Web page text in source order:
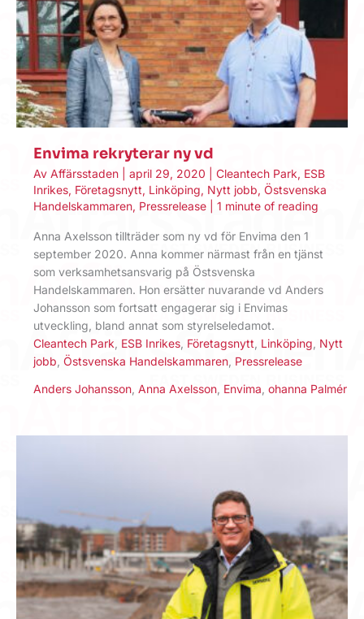
Envima rekryterar ny vd
Av Affärsstaden april 29, 2020 Cleantech Park, ESB
Inrikes, Företagsnytt, Linköping, Nytt jobb, Östsvenska
Handelskammaren, Pressrelease 1 minute of reading
Anna Axelsson tillträder som ny vd för Envima den 1
september 2020. Anna kommer närmast från en tjänst
som verksamhetsansvarig på Östsvenska
Handelskammaren. Hon ersätter nuvarande vd Anders
Johansson som fortsatt engagerar sig i Envimas
utveckling, bland annat som styrelseledamot.
Cleantech Park ESB Inrikes Företagsnytt Linköping Nytt
jobb Östsvenska Handelskammaren Pressrelease
Anders Johansson Anna Axelsson Envima ohanna Palmér